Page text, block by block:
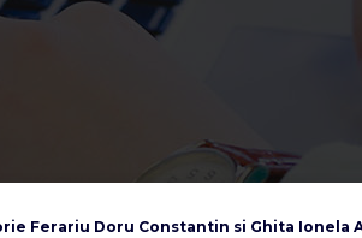
Ferariu Doru Constantin si Ghita Ionela